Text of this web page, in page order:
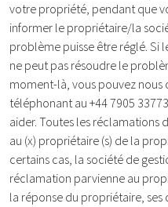
votre propriété, pendant que
informer le propriétaire/la
problème puisse être réglé. Si
ne peut pas résoudre le
moment-là, vous pouvez nous
téléphonant au +44 7905
aider. Toutes les réclamations
au (x) propriétaire (s) de la
certains cas, la société de
réclamation parvienne au
la réponse du propriétaire,